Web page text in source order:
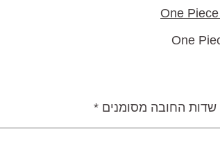
שדות החובה מסומנים *